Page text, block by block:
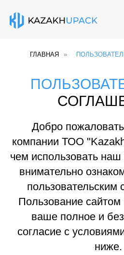
ГЛАВНАЯ »
Добро
компании ТОО
чем использовать наш
внимательно
пользовательским
Пользование сайтом
ваше полное и
согласие с
ниже.